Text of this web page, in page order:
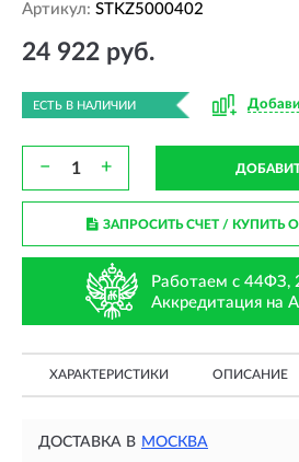
Артикул: STKZ5000402
24 922 руб.
ЕСТЬ В НАЛИЧИИ
− +
ЗАПРОСИТЬ СЧЕТ / КУПИТЬ
Работаем с 44ФЗ,
Аккредитация на
ХАРАКТЕРИСТИКИ ОПИСАНИЕ
ДОСТАВКА В МОСКВА